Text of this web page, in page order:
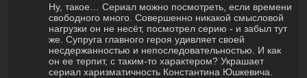
Ну, такое… Сериал можно посмотреть, если времени
свободного много. Совершенно никакой смысловой
нагрузки он не несёт, посмотрел серию - и забыл тут
же. Супруга главного героя удивляет своей
несдержанностью и непоследовательностью. И как
он ее терпит, с таким-то характером? Украшает
сериал харизматичность Константина Юшкевича.